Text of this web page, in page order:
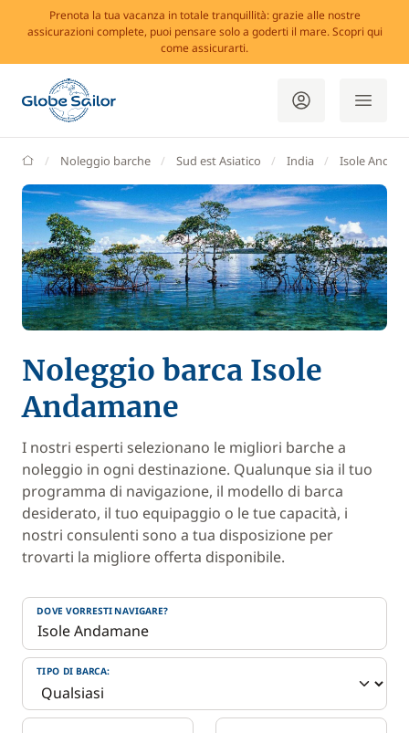
Prenota la tua vacanza in totale tranquillità: grazie alle nostre
assicurazioni complete, puoi pensare solo a goderti il mare. Scopri qui
come assicurarti.
GlobeSailor
Noleggio barche Sud est Asiatico India Isole
Noleggio barca Isole
Andamane
I nostri esperti selezionano le migliori barche a
noleggio in ogni destinazione. Qualunque sia il tuo
programma di navigazione, il modello di barca
desiderato, il tuo equipaggio o le tue capacità, i
nostri consulenti sono a tua disposizione per
trovarti la migliore offerta disponibile.
DOVE VORRESTI NAVIGARE?
TIPO DI BARCA: